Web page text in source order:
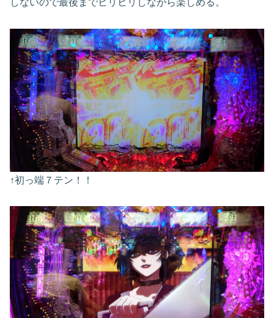
しないので最後までヒリヒリしながら楽しめる。
↑初っ端７テン！！